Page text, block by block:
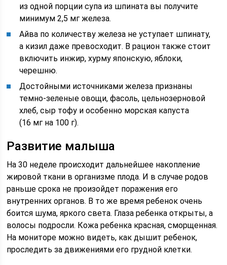
из одной порции супа из шпината вы получите
минимум 2,5 мг железа.
Айва по количеству железа не уступает шпинату,
а кизил даже превосходит. В рацион также стоит
включить инжир, хурму японскую, яблоки,
черешню.
Достойными источниками железа признаны
темно-зеленые овощи, фасоль, цельнозерновой
хлеб, сыр тофу и особенно морская капуста
(16 мг на 100 г).
Развитие малыша
На 30 неделе происходит дальнейшее накопление
жировой ткани в организме плода. И в случае родов
раньше срока не произойдет поражения его
внутренних органов. В то же время ребенок очень
боится шума, яркого света. Глаза ребенка открыты, а
волосы подросли. Кожа ребенка красная, сморщенная.
На мониторе можно видеть, как дышит ребенок,
проследить за движениями его грудной клетки.